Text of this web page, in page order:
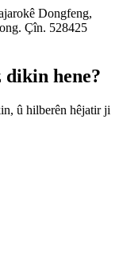
Dongfeng,
Çîn. 528425
dikin hene?
û hilberên hêjatir ji